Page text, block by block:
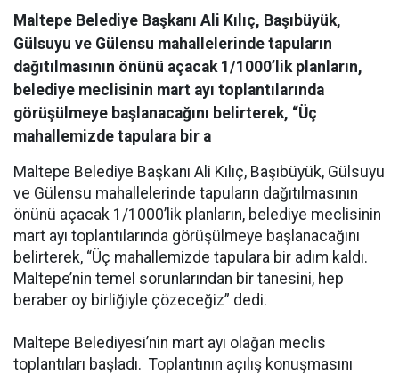
Maltepe Belediye Başkanı Ali Kılıç, Başıbüyük,
Gülsuyu ve Gülensu mahallelerinde tapuların
dağıtılmasının önünü açacak 1/1000’lik planların,
belediye meclisinin mart ayı toplantılarında
görüşülmeye başlanacağını belirterek, “Üç
mahallemizde tapulara bir a
Maltepe Belediye Başkanı Ali Kılıç, Başıbüyük, Gülsuyu
ve Gülensu mahallelerinde tapuların dağıtılmasının
önünü açacak 1/1000’lik planların, belediye meclisinin
mart ayı toplantılarında görüşülmeye başlanacağını
belirterek, “Üç mahallemizde tapulara bir adım kaldı.
Maltepe’nin temel sorunlarından bir tanesini, hep
beraber oy birliğiyle çözeceğiz” dedi.
Maltepe Belediyesi’nin mart ayı olağan meclis
toplantıları başladı. Toplantının açılış konuşmasını